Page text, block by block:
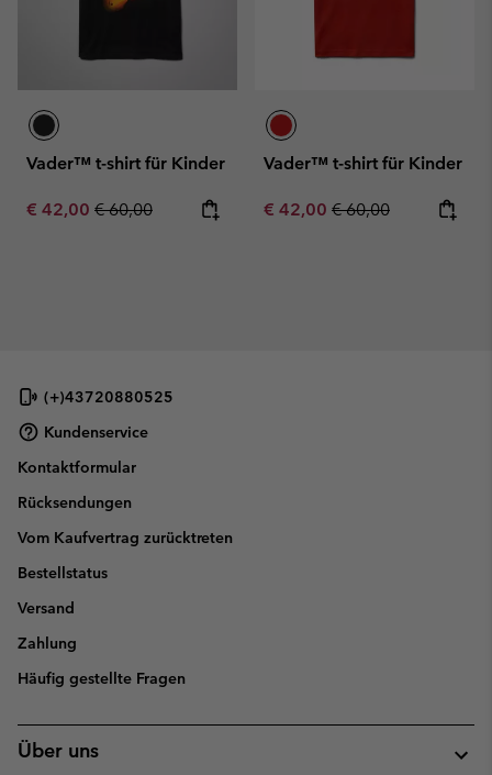
Vader™ t-shirt für Kinder
Sale price:
€ 42,00 Regular price:
€ 60,00
Vader™ t-shirt für Kinder
Sale price:
€ 42,00 Regular price:
€ 60,00
(+)43720880525
Kundenservice
Kontaktformular
Rücksendungen
Vom Kaufvertrag zurücktreten
Bestellstatus
Versand
Zahlung
Häufig gestellte Fragen
Über uns